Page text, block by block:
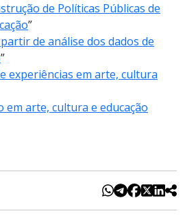
de Políticas Públicas de
”
de análise dos dados de
”
experiências em arte, cultura
em arte, cultura e educação